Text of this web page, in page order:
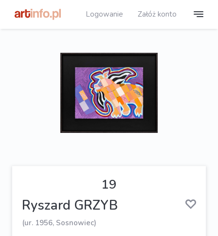
Logowanie Załóż konto
19
Ryszard GRZYB
(ur. 1956, Sosnowiec)